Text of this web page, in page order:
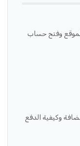
وفتح حساب
وكيفية الدفع